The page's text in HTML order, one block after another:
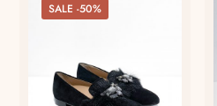
SALE -50%